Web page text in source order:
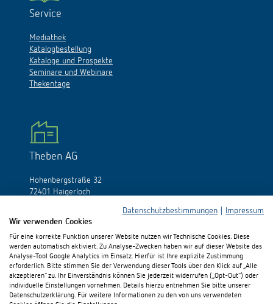
Service
Mediathek
Katalogbestellung
Kataloge und Prospekte
Seminare und Webinare
Thekentage
Theben AG
Hohenbergstraße 32
72401 Haigerloch
Tél.:+49 (0)74 74/692-0
Fax: +49 (0)74 74/692-150
E-Mail:info@theben.de
Datenschutzbestimmungen
Impressum
Wir verwenden Cookies
Für eine korrekte Funktion unserer Website nutzen wir Technische Cookies. Diese
werden automatisch aktiviert. Zu Analyse-Zwecken haben wir auf dieser Website das
Analyse-Tool Google Analytics im Einsatz. Hierfür ist Ihre explizite Zustimmung
erforderlich. Bitte stimmen Sie der Verwendung dieser Tools über den Klick auf „Alle
akzeptieren“ zu. Ihr Einverständnis können Sie jederzeit widerrufen („Opt-Out“) oder
individuelle Einstellungen vornehmen. Details hierzu entnehmen Sie bitte unserer
Datenschutzerklärung. Für weitere Informationen zu den von uns verwendeten